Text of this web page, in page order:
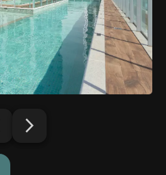
arrow_forward_ios